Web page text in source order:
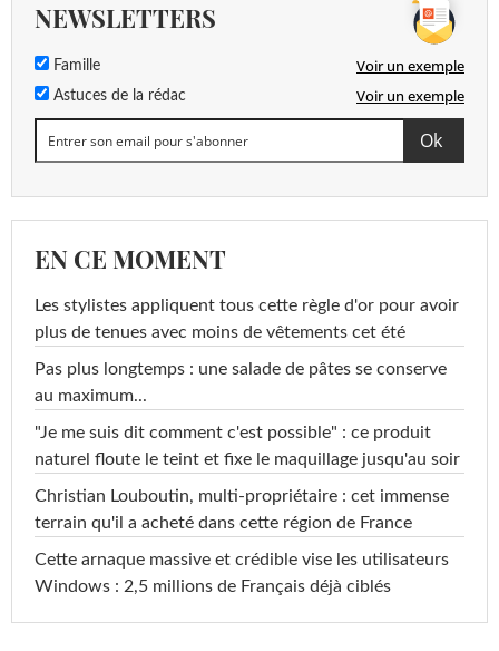
NEWSLETTERS
Famille Voir un exemple
Astuces de la rédac Voir un exemple
EN CE MOMENT
Les stylistes appliquent tous cette règle d'or pour avoir
plus de tenues avec moins de vêtements cet été
Pas plus longtemps : une salade de pâtes se conserve
au maximum...
"Je me suis dit comment c'est possible" : ce produit
naturel floute le teint et fixe le maquillage jusqu'au soir
Christian Louboutin, multi-propriétaire : cet immense
terrain qu'il a acheté dans cette région de France
Cette arnaque massive et crédible vise les utilisateurs
Windows : 2,5 millions de Français déjà ciblés